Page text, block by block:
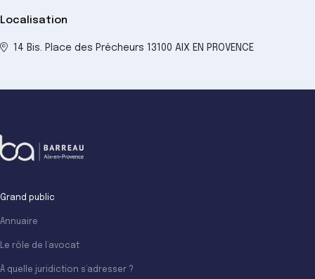
Localisation
14 Bis. Place des Prêcheurs 13100 AIX EN PROVENCE
Grand public
Annuaire
Le rôle de l’avocat
À quelle juridiction s’adresser ?